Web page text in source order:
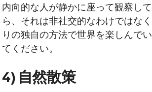
内向的な人が静かに座って観察し
ら、それは非社交的なわけではな
りの独自の方法で世界を楽しんで
てください。
4) 自然散策